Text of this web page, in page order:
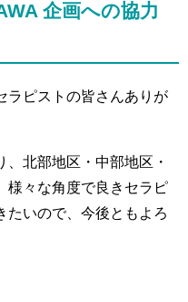
企画への協力
ラピストの皆さんありが
北部地区・中部地区・
様々な角度で良きセラピ
たいので、今後ともよろ